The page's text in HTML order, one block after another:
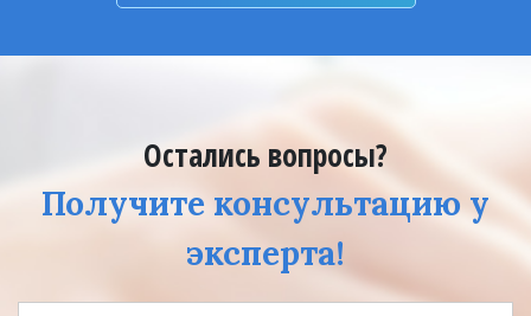
Остались вопросы?
Получите консультацию у
эксперта!